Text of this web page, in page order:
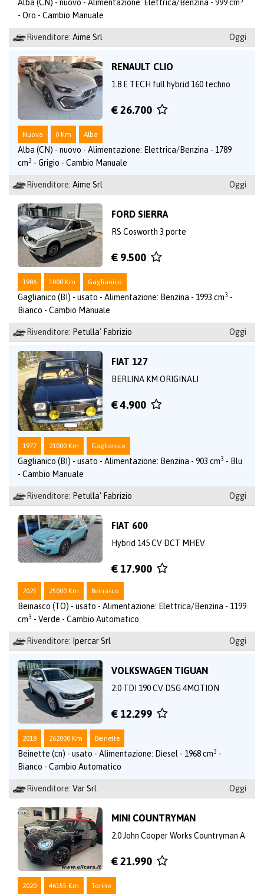
Alba (CN) - nuovo - Alimentazione: Elettrica/Benzina - 999 cm
- Oro - Cambio Manuale
Rivenditore: Aime Srl Oggi
RENAULT CLIO
1.8 E TECH full hybrid 160 techno
€ 26.700
Nuova 0 Km Alba
Alba (CN) - nuovo - Alimentazione: Elettrica/Benzina - 1789
cm3 - Grigio - Cambio Manuale
Rivenditore: Aime Srl Oggi
FORD SIERRA
RS Cosworth 3 porte
€ 9.500
1986 1000 Km Gaglianico
Gaglianico (BI) - usato - Alimentazione: Benzina - 1993 cm3 -
Bianco - Cambio Manuale
Rivenditore: Petulla' Fabrizio Oggi
FIAT 127
BERLINA KM ORIGINALI
€ 4.900
1977 21000 Km Gaglianico
Gaglianico (BI) - usato - Alimentazione: Benzina - 903 cm3 - Blu
- Cambio Manuale
Rivenditore: Petulla' Fabrizio Oggi
FIAT 600
Hybrid 145 CV DCT MHEV
€ 17.900
2025 25000 Km Beinasco
Beinasco (TO) - usato - Alimentazione: Elettrica/Benzina - 1199
cm3 - Verde - Cambio Automatico
Rivenditore: Ipercar Srl Oggi
VOLKSWAGEN TIGUAN
2.0 TDI 190 CV DSG 4MOTION
€ 12.299
2018 262000 Km Beinette
Beinette (cn) - usato - Alimentazione: Diesel - 1968 cm3 -
Bianco - Cambio Automatico
Rivenditore: Var Srl Oggi
MINI COUNTRYMAN
2.0 John Cooper Works Countryman A
€ 21.990
2020 46155 Km Torino